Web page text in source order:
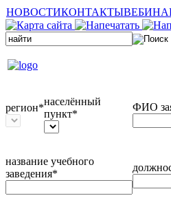
НОВОСТИКОНТАКТЫ
регион*
населённый
пункт*
ФИО
название учебного
заведения*